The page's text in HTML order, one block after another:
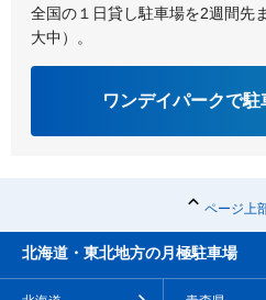
全国の１日貸し駐車場を2週間先
大中）。
ワンデイパークで
ページ上
北海道・東北地方の月極駐車場